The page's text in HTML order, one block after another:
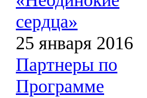
сердца»
25 января 2016
Партнеры по
Программе